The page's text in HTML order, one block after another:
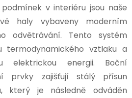
v interiéru jsou naše
haly vybaveny moderním
odvětrávání. Tento systém
termodynamického vztlaku a
elektrickou energii. Boční
prvky zajišťují stálý přísun
který je následně odváděn